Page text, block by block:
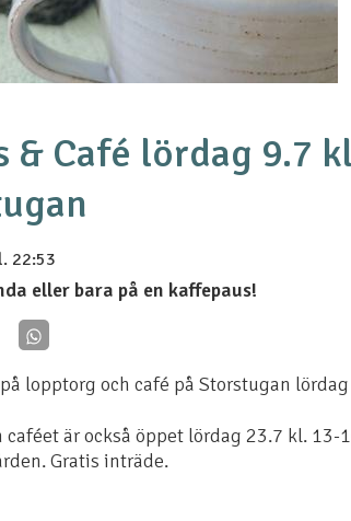
& Café lördag 9.7
22:53
eller bara på en kaffepaus!
lopptorg och café på Storstugan
caféet är också öppet lördag 23.7 kl.
Gratis inträde.